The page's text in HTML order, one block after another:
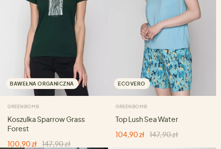
BAWEŁNA ORGANICZNA
GREENBOMB
Koszulka Sparrow Grass
Forest
100,90 zł 147,90 zł
ECOVERO
GREENBOMB
Top Lush Sea Water
104,90 zł 147,90 zł